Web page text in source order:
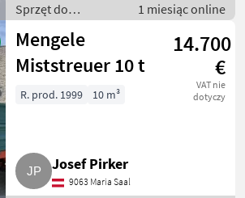
Sprzęt do
nawożenia i
nawadniania /
Rozsiewacze
kompostu i
obornika
1 miesiąc online
Mengele
Miststreuer 10 t
14.700
€
VAT nie
dotyczy
R. prod. 1999 10 m³
Josef Pirker
9063 Maria Saal